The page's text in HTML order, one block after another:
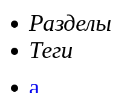
Разделы
Теги
а